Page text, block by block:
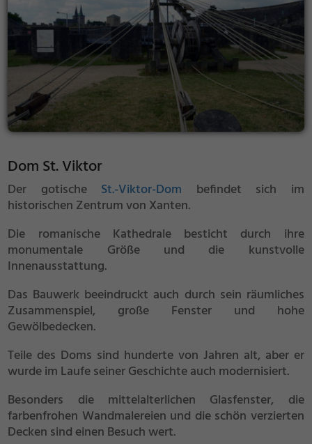
Dom St. Viktor
Der gotische St.-Viktor-Dom befindet sich im
historischen Zentrum von Xanten.
Die romanische Kathedrale besticht durch ihre
monumentale Größe und die kunstvolle
Innenausstattung.
Das Bauwerk beeindruckt auch durch sein räumliches
Zusammenspiel, große Fenster und hohe
Gewölbedecken.
Teile des Doms sind hunderte von Jahren alt, aber er
wurde im Laufe seiner Geschichte auch modernisiert.
Besonders die mittelalterlichen Glasfenster, die
farbenfrohen Wandmalereien und die schön verzierten
Decken sind einen Besuch wert.